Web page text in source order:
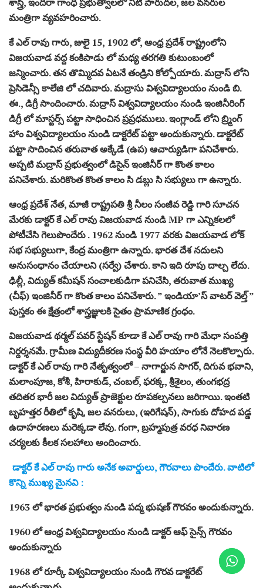
శాస్త్రి, ఇందిరా గాంధి ప్రభుత్వాలలో నీటి పారుదల, జల వనరుల
మంత్రిగా వ్యవహరించారు.
కే ఎల్ రావు గారు, జులై 15, 1902 లో, ఆంధ్ర ప్రదేశ్ రాష్ట్రంలోని
విజయవాడ వద్ద కంకిపాడు లో మధ్య తరగతి కుటుంబంలో
జన్మించారు. తన తొమ్మిదవ ఏటనే తండ్రిని కోల్పోయారు. మద్రాస్ లోని
ప్రెసిడెన్సీ కాలేజి లో చదివారు. మద్రాసు విశ్వవిద్యాలయం నుండి బి.
ఈ., డిగ్రీ సాందించారు. మద్రాస్ విశ్వవిద్యాలయం నుండి ఇంజినీరింగ్
డిగ్రీ లో మాస్టర్స్ పట్టా సాధించిన ప్రప్రధములు. ఇంగ్లాండ్ లోని బ్ర్మింగ్
హాం విశ్వవిద్యాలయం నుండి డాక్టరేట్ పట్టా అందుకున్నారు. డాక్టరేట్
పట్టా సాదించిన తరువాత అక్కేడే (ఉప) ఆచార్యుడిగా పనిచేశారు.
అప్పటి మద్రాస్ ప్రభుత్వంలో డిసైన్ ఇంజినీర్ గా కొంత కాలం
పనిచేశారు. మరికొంత కొంత కాలం సి డబ్లు సి సభ్యులు గా ఉన్నారు.
ఆంధ్ర ప్రదేశ్ నేత, మాజీ రాష్ట్రపతి శ్రీ నీలం సంజీవ రెడ్డి గారి సూచన
మేరకు డాక్టర్ కే ఎల్ రావు విజయవాడ నుండి MP గా ఎన్నికలలో
పోటీచేసి గెలుపొందేరు . 1962 నుండి 1977 వరకు విజయవాడ లోక్
సభ సభ్యులుగా, కేంద్ర మంత్రిగా ఉన్నారు. భారత దేశ నదులని
అనుసంధానం చేయాలని (సర్వే) చేశారు. కాని ఇది రూపు దాల్చ లేదు.
ఢిల్లీ, విద్యుత్ కమీషన్ సంచాలకుడిగా పనిచేసి, తరువాత ముఖ్య
(చీఫ్) ఇంజినీర్ గా కొంత కాలం పనిచేశారు. ” ఇండియా’స్ వాటర్ వెల్త్ ”
పుస్తకం ఈ క్షేత్రంలో శాస్త్రజ్ఞులకి సైతం ప్రామాణిక గ్రంధం.
విజయవాడ థర్మల్ పవర్ స్టేషన్ కూడా కే ఎల్ రావు గారి మేధా సంపత్తి
నిర్దర్శనమే. గ్రామీణ విద్యుదీకరణ సంస్థ వీరి హయాం లోనే నెలకొల్పారు.
డాక్టర్ కే ఎల్ రావు గారి నేతృత్వంలో – నాగార్జున సాగర్, దిగువ భవాని,
మలాంపూజ, కోశీ, హిరాకుడ్, చంబల్, ఫరక్క, శ్రీశైలం, తుంగభద్ర
తదితర భారీ జల విద్యుత్ ప్రాజెక్టుల రూపకల్పనలు జరిగాయి. ఇంతటి
బృహత్తర రీతిలో కృషి, జల వనరులు, (ఇరిగేషన్), సాగుకు దోహద పడ్డ
ఉదాహరణలు మరెక్కడా లేవు. గంగా, బ్రహ్మపుత్ర వరధ నివారణ
చర్యలకు కీలక సలహాలు అందించారు.
డాక్టర్ కే ఎల్ రావు గారు అనేక అవార్డులు, గౌరవాలు పొందేరు. వాటిలో
కొన్ని ముఖ్య మైనవి :
1963 లో భారత ప్రభుత్వం నుండి పద్మ భుషణ్ గౌరవం అందుకున్నారు.
1960 లో ఆంధ్ర విశ్వవిద్యాలయం నుండి డాక్టర్ ఆఫ్ సైన్స్ గౌరవం
అందుకున్నారు
1968 లో రూర్కీ విశ్వవిద్యాలయం నుండి గౌరవ డాక్టరేట్